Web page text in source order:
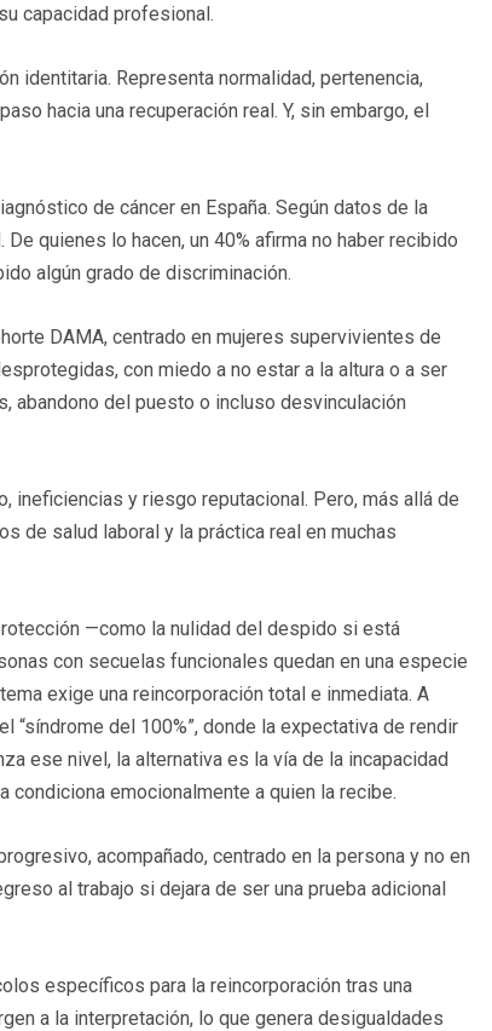
capacidad profesional.
identitaria. Representa normalidad, pertenencia,
hacia una recuperación real. Y, sin embargo, el
de cáncer en España. Según datos de la
quienes lo hacen, un 40% afirma no haber recibido
algún grado de discriminación.
DAMA, centrado en mujeres supervivientes de
con miedo a no estar a la altura o a ser
abandono del puesto o incluso desvinculación
ineficiencias y riesgo reputacional. Pero, más allá de
de salud laboral y la práctica real en muchas
—como la nulidad del despido si está
con secuelas funcionales quedan en una especie
exige una reincorporación total e inmediata. A
del 100%”, donde la expectativa de rendir
ese nivel, la alternativa es la vía de la incapacidad
condiciona emocionalmente a quien la recibe.
acompañado, centrado en la persona y no en
al trabajo si dejara de ser una prueba adicional
específicos para la reincorporación tras una
a la interpretación, lo que genera desigualdades